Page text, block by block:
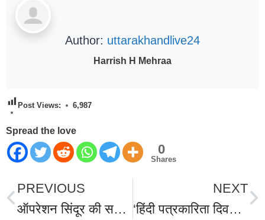
Author: uttarakhandlive24
Harrish H Mehraa
Post Views: 6,987
Spread the love
0
Shares
PREVIOUS
ऑपरेशन सिंदूर की सफलता पर मुख्यमंत्री धामी ने ‘एक संवाद : वीर सैनिकों के साथ‘ कार्यक्रम में किया प्रतिभाग।हमारे सैनिकों का शौर्य और त्याग अद्वितीय व भावी पीढ़ी के लिए प्रेरणा दायक : सीएम धामी।
NEXT
‘हिंदी पत्रकारिता दिवस” खटीमा में आयोजित हुई गोष्ठी, समाज के प्रति मीडिया की जिम्मेदारीयों पर हुई चर्चा, विचार गोष्ठी में वरिष्ठ पत्रकार हुए सम्मानित।